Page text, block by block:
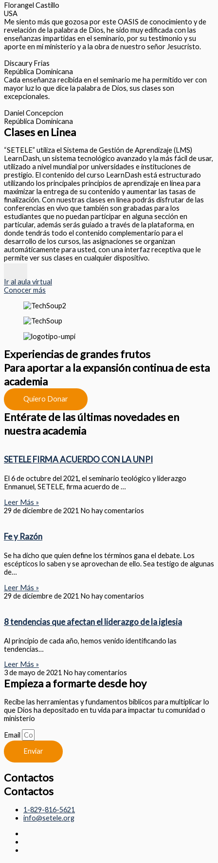
Florangel Castillo
USA
Me siento más que gozosa por este OASIS de conocimiento y de
revelación de la palabra de Dios, he sido muy edificada con las
enseñanzas impartidas en el seminario, por su testimonio y su
aporte en mi ministerio y a la obra de nuestro señor Jesucristo.
Discaury Frias
República Dominicana
Cada enseñanza recibida en el seminario me ha permitido ver con
mayor luz lo que dice la palabra de Dios, sus clases son
excepcionales.
Daniel Concepcion
República Dominicana
Clases en Linea
“SETELE” utiliza el Sistema de Gestión de Aprendizaje (LMS)
LearnDash, un sistema tecnológico avanzado y la más fácil de usar,
utilizado a nivel mundial por universidades e instituciones de
prestigio. El contenido del curso LearnDash está estructurado
utilizando los principales principios de aprendizaje en línea para
maximizar la entrega de su contenido y aumentar las tasas de
finalización. Con nuestras clases en línea podrás disfrutar de las
conferencias en vivo que también son grabadas para los
estudiantes que no puedan participar en alguna sección en
particular, además serás guiado a través de la plataforma, en
donde tendrás todo el contenido complementario para el
desarrollo de los cursos, las asignaciones se organizan
automáticamente para usted, con una interfaz receptiva que le
permite ver sus clases en cualquier dispositivo.
Ir al aula virtual
Conocer más
Experiencias de grandes frutos
Para aportar a la expansión continua de esta
academia
Quiero Donar
Entérate de las últimas novedades en
nuestra academia
SETELE FIRMA ACUERDO CON LA UNPI
El 6 de octubre del 2021, el seminario teológico y liderazgo
Enmanuel, SETELE, firma acuerdo de …
Leer Más »
29 de diciembre de 2021 No hay comentarios
Fe y Razón
Se ha dicho que quien define los términos gana el debate. Los
escépticos lo saben y se aprovechan de ello. Sea testigo de algunas
de…
Leer Más »
29 de diciembre de 2021 No hay comentarios
8 tendencias que afectan el liderazgo de la iglesia
Al principio de cada año, hemos venido identificando las
tendencias…
Leer Más »
3 de mayo de 2021 No hay comentarios
Empieza a formarte desde hoy
Recibe las herramientas y fundamentos biblicos para multiplicar lo
que Dios ha depositado en tu vida para impactar tu comunidad o
ministerio
Email
Enviar
Contactos
Contactos
1-829-816-5621
info@setele.org